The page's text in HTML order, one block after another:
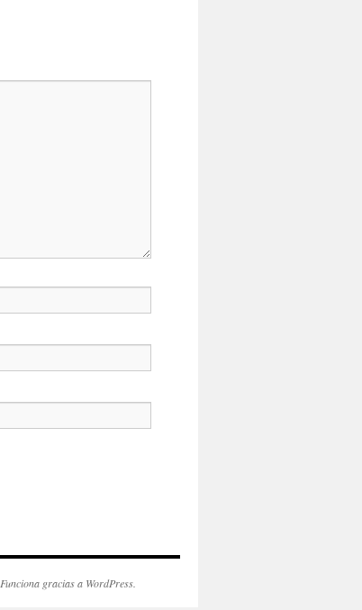
Funciona gracias a WordPress.